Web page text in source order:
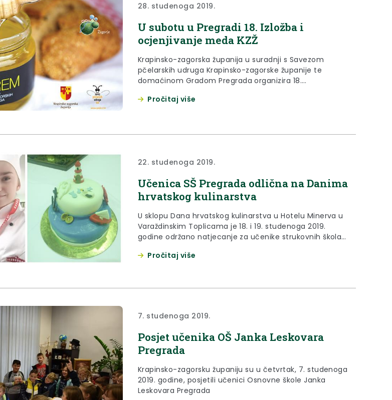
28. studenoga 2019.
U subotu u Pregradi 18. Izložba i
ocjenjivanje meda KZŽ
Krapinsko-zagorska županija u suradnji s Savezom
pčelarskih udruga Krapinsko-zagorske županije te
domaćinom Gradom Pregrada organizira 18.
koja će biti održana u subotu, 30. studenoga 2019.
Pročitaj više
22. studenoga 2019.
Učenica SŠ Pregrada odlična na Danima
hrvatskog kulinarstva
U sklopu Dana hrvatskog kulinarstva u Hotelu Minerva u
Varaždinskim Toplicama je 18. i 19. studenoga 2019.
godine održano natjecanje za učenike strukovnih škola
odličan rezultat postigle i učenice Srednje škole
Pročitaj više
7. studenoga 2019.
Posjet učenika OŠ Janka Leskovara
Pregrada
Krapinsko-zagorsku županiju su u četvrtak, 7. studenoga
2019. godine, posjetili učenici Osnovne škole Janka
Leskovara Pregrada